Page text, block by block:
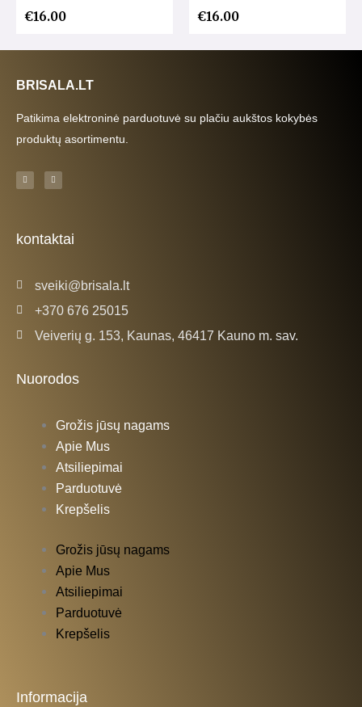
€16.00 €16.00
BRISALA.LT
Patikima elektroninė parduotuvė su plačiu aukštos kokybės
produktų asortimentu.
F
a
c
-
f
I
n
s
m
kontaktai
sveiki@brisala.lt
+370 676 25015
Veiverių g. 153, Kaunas, 46417 Kauno m. sav.
Nuorodos
Grožis jūsų nagams
Apie Mus
Atsiliepimai
Parduotuvė
Krepšelis
Grožis jūsų nagams
Apie Mus
Atsiliepimai
Parduotuvė
Krepšelis
Informacija